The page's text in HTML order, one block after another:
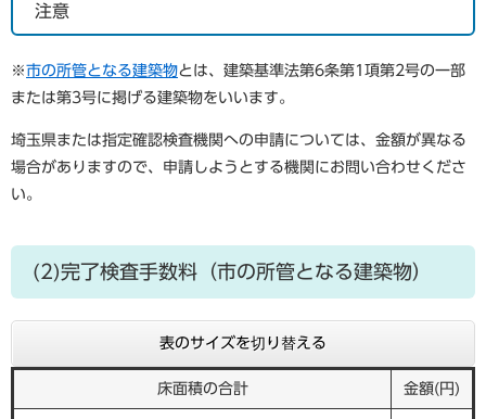
注意
※市の所管となる建築物とは、建築基準法第6条第1項第2号の一部
または第3号に掲げる建築物をいいます。
埼玉県または指定確認検査機関への申請については、金額が異なる
場合がありますので、申請しようとする機関にお問い合わせくださ
い。
(2)完了検査手数料（市の所管となる建築物）
表のサイズを切り替える
床面積の合計 金額(円)